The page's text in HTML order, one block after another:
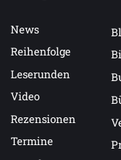
News
Reihenfolge
Leserunden
Video
Rezensionen
Termine